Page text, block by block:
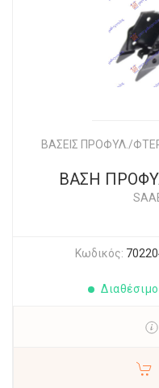
ΒΑΣΕΙΣ ΠΡΟΦΥΛ./
ΒΑΣΗ
Κωδικός:
Διαθέσιμο